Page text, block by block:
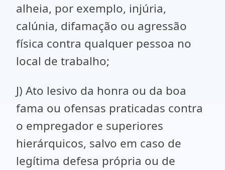
alheia, por exemplo, injúria,
calúnia, difamação ou agressão
física contra qualquer pessoa no
local de trabalho;
J) Ato lesivo da honra ou da boa
fama ou ofensas praticadas contra
o empregador e superiores
hierárquicos, salvo em caso de
legítima defesa própria ou de